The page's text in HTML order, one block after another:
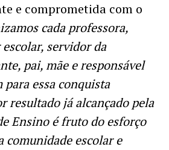
e comprometida com o
cada professora,
servidor da
pai, mãe e responsável
essa conquista
resultado já alcançado pela
Ensino é fruto do esforço
comunidade escolar e